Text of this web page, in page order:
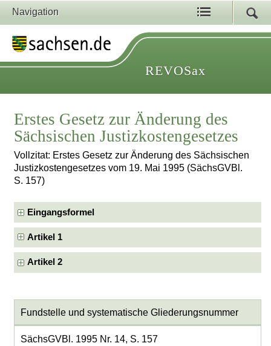
Navigation
REVOSax
Erstes Gesetz zur Änderung des
Sächsischen Justizkostengesetzes
Vollzitat: Erstes Gesetz zur Änderung des Sächsischen
Justizkostengesetzes vom 19. Mai 1995 (SächsGVBl.
S. 157)
Eingangsformel
Artikel 1
Artikel 2
Fundstelle und systematische Gliederungsnummer
SächsGVBl. 1995 Nr. 14, S. 157